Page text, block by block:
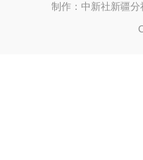
制作：中新社新